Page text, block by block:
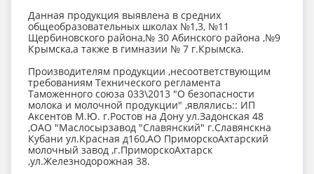
Данная продукция выявлена в средних
общеобразовательных школах №1,3, №11
Щербиновского района,№ 30 Абинского района ,№9
Крымска,а также в гимназии № 7 г.Крымска.
Производителям продукции ,несоответствующим
требованиям Технического регламента
Таможенного союза 033\2013 "О безопасности
молока и молочной продукции" ,являлись:: ИП
Аксентов М.Ю. г.Ростов на Дону ул.Задонская 48
,ОАО "Маслосырзавод "Славянский" г.Славянскна
Кубани ул.Красная д160,АО ПриморскоАхтарский
молочный завод ,г.ПриморскоАхтарск
,ул.Железнодорожная 38.